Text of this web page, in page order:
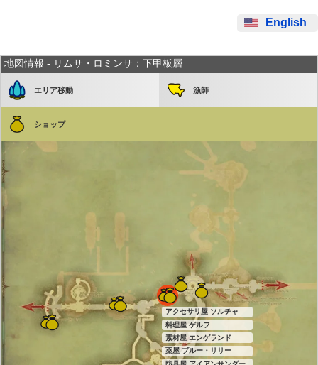
English
地図情報 - リムサ・ロミンサ：下甲板層
エリア移動 漁師
ショップ
アクセサリ屋 ソルチャ
料理屋 ゲルフ
素材屋 エンゲランド
薬屋 ブルー・リリー